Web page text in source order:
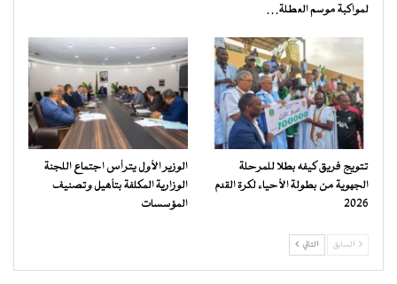
لمواكبة موسم العطلة…
تتويج فريق كيفه بطلا للمرحلة
الجهوية من بطولة الأحياء لكرة القدم
2026
الوزير الأول يترأس اجتماع اللجنة
الوزارية المكلفة بتأهيل وتصنيف
المؤسسات
السابق التالي